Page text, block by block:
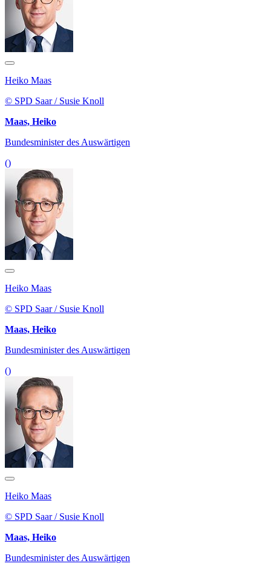
Heiko Maas
© SPD Saar / Susie Knoll
Maas, Heiko
Bundesminister des Auswärtigen
()
Heiko Maas
© SPD Saar / Susie Knoll
Maas, Heiko
Bundesminister des Auswärtigen
()
Heiko Maas
© SPD Saar / Susie Knoll
Maas, Heiko
Bundesminister des Auswärtigen